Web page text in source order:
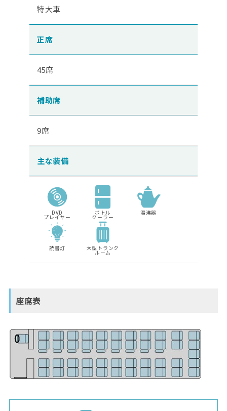
特大車
正席
45席
補助席
9席
主な装備
DVD
プレイヤー
ボトル
クーラー
湯沸器
読書灯 大型トランク
ルーム
座席表